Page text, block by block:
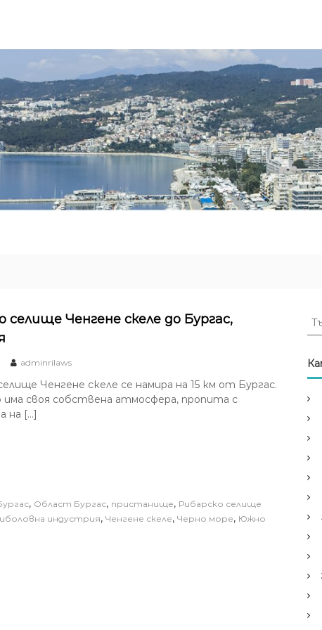
селище Ченгене скеле до Бургас,
adminrilaws
Ченгене скеле се намира на 15 км от Бургас.
своя собствена атмосфера, пропита с
на […]
, Област Бургас, пристанище, Рибарско селище
индустрия, Ченгене скеле, Черно морe, Южно
Т
с
е
е
з
а